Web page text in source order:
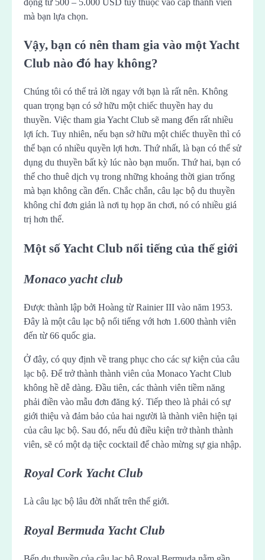
mà bạn lựa chọn.
Vậy, bạn có nên tham gia vào một Yacht
Club nào đó hay không?
Chúng tôi có thể trả lời ngay với bạn là rất nên. Không
quan trọng bạn có sở hữu một chiếc thuyền hay du
thuyền. Việc tham gia Yacht Club sẽ mang đến rất nhiều
lợi ích. Tuy nhiên, nếu bạn sở hữu một chiếc thuyền thì có
thể bạn có nhiều quyền lợi hơn. Thứ nhất, là bạn có thể sử
dụng du thuyền bất kỳ lúc nào bạn muốn. Thứ hai, bạn có
thể cho thuê dịch vụ trong những khoảng thời gian trống
mà bạn không cần đến. Chắc chắn, câu lạc bộ du thuyền
không chỉ đơn giản là nơi tụ họp ăn chơi, nó có nhiều giá
trị hơn thế.
Một số Yacht Club nổi tiếng của thế giới
Monaco yacht club
Được thành lập bởi Hoàng từ Rainier III vào năm 1953.
Đây là một câu lạc bộ nổi tiếng với hơn 1.600 thành viên
đến từ 66 quốc gia.
Ở đây, có quy định về trang phục cho các sự kiện của câu
lạc bộ. Để trở thành thành viên của Monaco Yacht Club
không hề dễ dàng. Đầu tiên, các thành viên tiềm năng
phải điền vào mẫu đơn đăng ký. Tiếp theo là phải có sự
giới thiệu và đảm bảo của hai người là thành viên hiện tại
của câu lạc bộ. Sau đó, nếu đủ điều kiện trở thành thành
viên, sẽ có một dạ tiệc cocktail để chào mừng sự gia nhập.
Royal Cork Yacht Club
Là câu lạc bộ lâu đời nhất trên thế giới.
Royal Bermuda Yacht Club